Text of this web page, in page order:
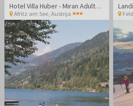
Hotel Villa Huber - Miran Adults-only odmor okružen alpskom prirodom i jezerima
Afritz am See, Austrija